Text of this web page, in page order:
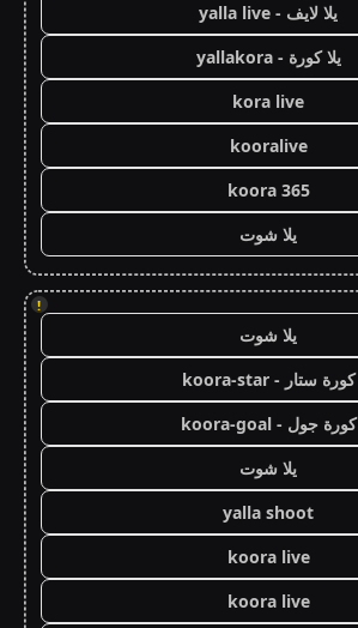
يلا لايف - yalla live
يلا كورة - yallakora
kora live
kooralive
koora 365
يلا شوت
!
يلا شوت
كورة ستار - koora-star
كورة جول - koora-goal
يلا شوت
yalla shoot
koora live
koora live